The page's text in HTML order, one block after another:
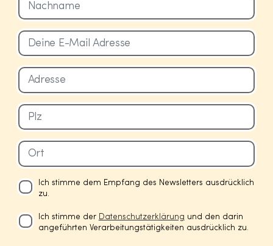
Ich stimme dem Empfang des Newsletters ausdrücklich
zu.
Ich stimme der Datenschutzerklärung und den darin
angeführten Verarbeitungstätigkeiten ausdrücklich zu.